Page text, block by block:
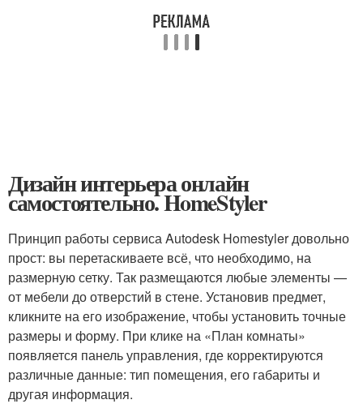
Дизайн интерьера онлайн
самостоятельно. HomeStyler
Принцип работы сервиса Autodesk Homestyler довольно
прост: вы перетаскиваете всё, что необходимо, на
размерную сетку. Так размещаются любые элементы —
от мебели до отверстий в стене. Установив предмет,
кликните на его изображение, чтобы установить точные
размеры и форму. При клике на «План комнаты»
появляется панель управления, где корректируются
различные данные: тип помещения, его габариты и
другая информация.